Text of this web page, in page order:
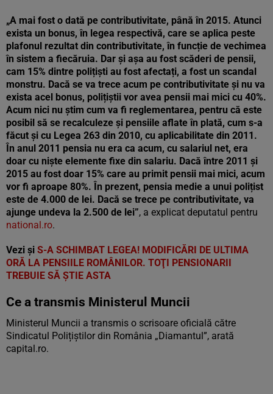
„A mai fost o dată pe contributivitate, până în 2015. Atunci
exista un bonus, în legea respectivă, care se aplica peste
plafonul rezultat din contributivitate, în funcție de vechimea
în sistem a fiecăruia. Dar și așa au fost scăderi de pensii,
cam 15% dintre polițiști au fost afectați, a fost un scandal
monstru. Dacă se va trece acum pe contributivitate și nu va
exista acel bonus, polițiștii vor avea pensii mai mici cu 40%.
Acum nici nu știm cum va fi reglementarea, pentru că este
posibil să se recalculeze și pensiile aflate în plată, cum s-a
făcut și cu Legea 263 din 2010, cu aplicabilitate din 2011.
În anul 2011 pensia nu era ca acum, cu salariul net, era
doar cu niște elemente fixe din salariu. Dacă între 2011 și
2015 au fost doar 15% care au primit pensii mai mici, acum
vor fi aproape 80%. În prezent, pensia medie a unui polițist
este de 4.000 de lei. Dacă se trece pe contributivitate, va
ajunge undeva la 2.500 de lei”, a explicat deputatul pentru
national.ro.
Vezi și S-A SCHIMBAT LEGEA! MODIFICĂRI DE ULTIMA
ORĂ LA PENSIILE ROMÂNILOR. TOŢI PENSIONARII
TREBUIE SĂ ŞTIE ASTA
Ce a transmis Ministerul Muncii
Ministerul Muncii a transmis o scrisoare oficială către
Sindicatul Polițiștilor din România „Diamantul”, arată
capital.ro.